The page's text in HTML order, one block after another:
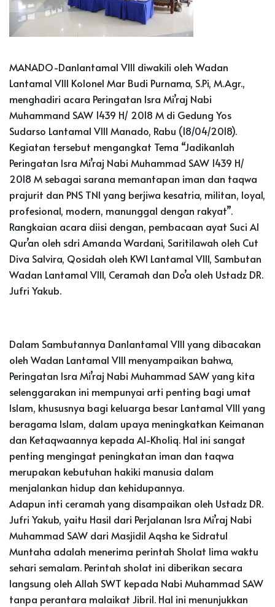
MANADO-Danlantamal VIII diwakili oleh Wadan
Lantamal Vlll Kolonel Mar Budi Purnama, S.Pi, M.Agr.,
menghadiri acara Peringatan Isra Mi’raj Nabi
Muhammand SAW 1439 H/ 2018 M di Gedung Yos
Sudarso Lantamal VIII Manado, Rabu (18/04/2018).
Kegiatan tersebut mengangkat Tema “Jadikanlah
Peringatan Isra Mi’raj Nabi Muhammad SAW 1439 H/
2018 M sebagai sarana memantapan iman dan taqwa
prajurit dan PNS TNI yang berjiwa kesatria, militan, loyal,
profesional, modern, manunggal dengan rakyat”.
Rangkaian acara diisi dengan, pembacaan ayat Suci Al
Qur’an oleh sdri Amanda Wardani, Saritilawah oleh Cut
Diva Salvira, Qosidah oleh KWI Lantamal VIII, Sambutan
Wadan Lantamal VIII, Ceramah dan Do’a oleh Ustadz DR.
Jufri Yakub.
Dalam Sambutannya Danlantamal Vlll yang dibacakan
oleh Wadan Lantamal Vlll menyampaikan bahwa,
Peringatan Isra Mi’raj Nabi Muhammad SAW yang kita
selenggarakan ini mempunyai arti penting bagi umat
Islam, khususnya bagi keluarga besar Lantamal VIII yang
beragama Islam, dalam upaya meningkatkan Keimanan
dan Ketaqwaannya kepada Al-Kholiq. Hal ini sangat
penting mengingat peningkatan iman dan taqwa
merupakan kebutuhan hakiki manusia dalam
menjalankan hidup dan kehidupannya.
Adapun inti ceramah yang disampaikan oleh Ustadz DR.
Jufri Yakub, yaitu Hasil dari Perjalanan Isra Mi’raj Nabi
Muhammad SAW dari Masjidil Aqsha ke Sidratul
Muntaha adalah menerima perintah Sholat lima waktu
sehari semalam. Perintah sholat ini diberikan secara
langsung oleh Allah SWT kepada Nabi Muhammad SAW
tanpa perantara malaikat Jibril. Hal ini menunjukkan